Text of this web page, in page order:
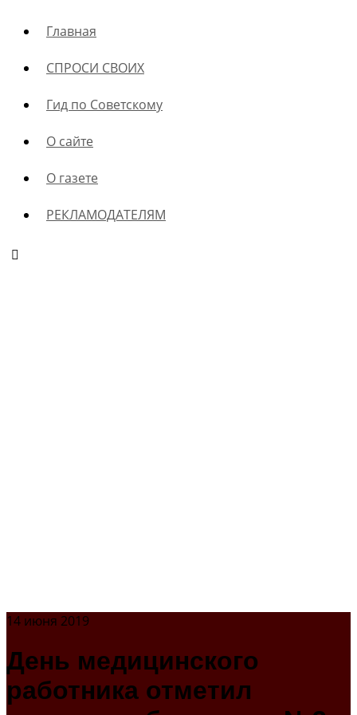
Главная
СПРОСИ СВОИХ
Гид по Советскому
О сайте
О газете
РЕКЛАМОДАТЕЛЯМ
14 июня 2019
День медицинского
работника отметил